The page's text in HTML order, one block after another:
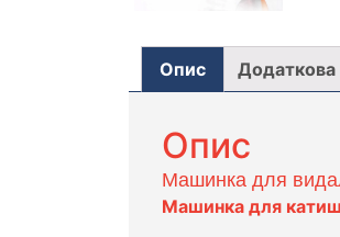
Опис Додаткова
Опис
Машинка для
Машинка для